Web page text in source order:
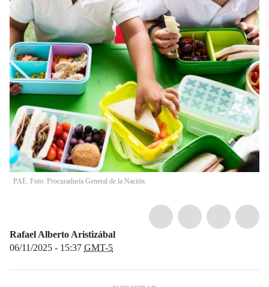
PAE. Foto: Procuraduría General de la Nación.
Rafael Alberto Aristizábal
06/11/2025 - 15:37 GMT-5